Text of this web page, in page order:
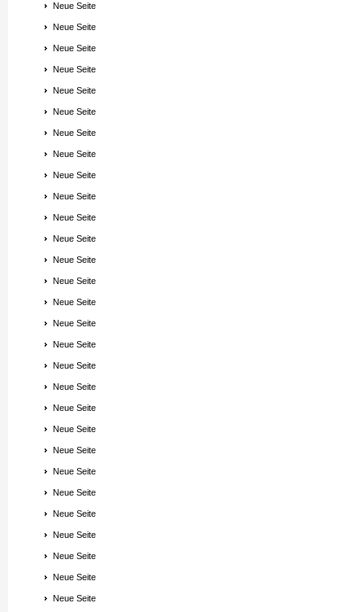
Neue Seite
Neue Seite
Neue Seite
Neue Seite
Neue Seite
Neue Seite
Neue Seite
Neue Seite
Neue Seite
Neue Seite
Neue Seite
Neue Seite
Neue Seite
Neue Seite
Neue Seite
Neue Seite
Neue Seite
Neue Seite
Neue Seite
Neue Seite
Neue Seite
Neue Seite
Neue Seite
Neue Seite
Neue Seite
Neue Seite
Neue Seite
Neue Seite
Neue Seite